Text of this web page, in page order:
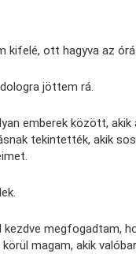
kifelé, ott hagyva az
jöttem rá.
emberek között,
tekintették, akik
megfogadtam,
magam, akik